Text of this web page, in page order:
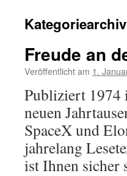
Freude an
Veröffentlicht am 1.
Publiziert 1974
neuen
SpaceX und
jahrelang
ist Ihnen